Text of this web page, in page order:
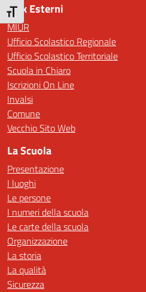
Attiva/disattiva dimensione testo
Link Esterni
MIUR
Ufficio Scolastico Regionale
Ufficio Scolastico Territoriale
Scuola in Chiaro
Iscrizioni On Line
Invalsi
Comune
Vecchio Sito Web
La Scuola
Presentazione
I luoghi
Le persone
I numeri della scuola
Le carte della scuola
Organizzazione
La storia
La qualità
Sicurezza